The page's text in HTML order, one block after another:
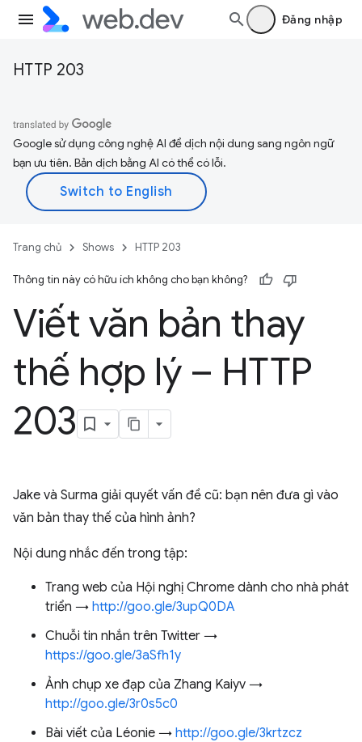
Đăng nhập
HTTP 203
Google sử dụng công nghệ AI để dịch nội dung sang ngôn ngữ
bạn ưu tiên. Bản dịch bằng AI có thể có lỗi.
Trang chủ Shows HTTP 203
Thông tin này có hữu ích không cho bạn không?
Viết văn bản thay
thế hợp lý – HTTP
203
Jake và Surma giải quyết vấn đề cũ: bạn nên đưa gì vào
văn bản thay thế của hình ảnh?
Nội dung nhắc đến trong tập:
Trang web của Hội nghị Chrome dành cho nhà phát
triển → http://goo.gle/3upQ0DA
Chuỗi tin nhắn trên Twitter →
https://goo.gle/3aSfh1y
Ảnh chụp xe đạp của Zhang Kaiyv →
http://goo.gle/3r0s5c0
Bài viết của Léonie → http://goo.gle/3krtzcz